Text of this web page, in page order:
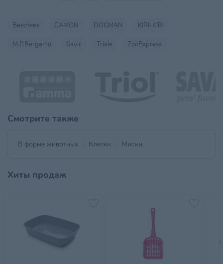
Beeztees CAMON DOGMAN KIRI-KIRI
M.P.Bergamo Savic Trixie ZooExpress
Смотрите также
В форме животных Клетки Миски
Хиты продаж